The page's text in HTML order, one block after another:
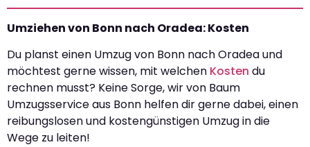
Umziehen von Bonn nach Oradea: Kosten
Du planst einen Umzug von Bonn nach Oradea und
möchtest gerne wissen, mit welchen Kosten du
rechnen musst? Keine Sorge, wir von Baum
Umzugsservice aus Bonn helfen dir gerne dabei, einen
reibungslosen und kostengünstigen Umzug in die
Wege zu leiten!